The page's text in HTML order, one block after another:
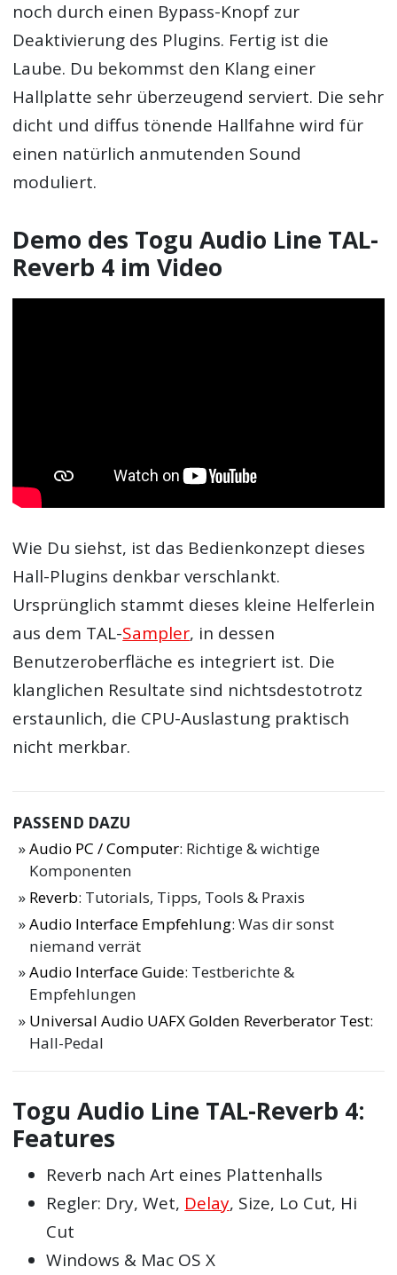
noch durch einen Bypass-Knopf zur
Deaktivierung des Plugins. Fertig ist die
Laube. Du bekommst den Klang einer
Hallplatte sehr überzeugend serviert. Die sehr
dicht und diffus tönende Hallfahne wird für
einen natürlich anmutenden Sound
moduliert.
Demo des Togu Audio Line TAL-
Reverb 4 im Video
Wie Du siehst, ist das Bedienkonzept dieses
Hall-Plugins denkbar verschlankt.
Ursprünglich stammt dieses kleine Helferlein
aus dem TAL-Sampler, in dessen
Benutzeroberfläche es integriert ist. Die
klanglichen Resultate sind nichtsdestotrotz
erstaunlich, die CPU-Auslastung praktisch
nicht merkbar.
PASSEND DAZU
Audio PC / Computer: Richtige & wichtige
Komponenten
Reverb: Tutorials, Tipps, Tools & Praxis
Audio Interface Empfehlung: Was dir sonst
niemand verrät
Audio Interface Guide: Testberichte &
Empfehlungen
Universal Audio UAFX Golden Reverberator Test:
Hall-Pedal
Togu Audio Line TAL-Reverb 4:
Features
Reverb nach Art eines Plattenhalls
Regler: Dry, Wet, Delay, Size, Lo Cut, Hi
Cut
Windows & Mac OS X